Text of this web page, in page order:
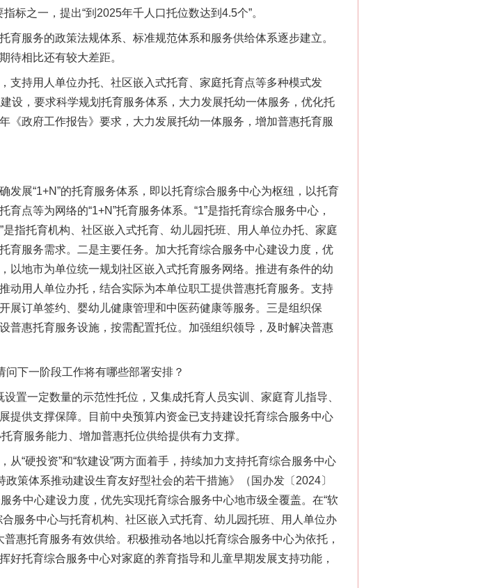
标之一，提出“到2025年千人口托位数达到4.5个”。
服务的政策法规体系、标准规范体系和服务供给体系逐步建立。
待相比还有较大差距。
持用人单位办托、社区嵌入式托育、家庭托育点等多种模式发
设，要求科学规划托育服务体系，大力发展托幼一体服务，优化托
《政府工作报告》要求，大力发展托幼一体服务，增加普惠托育服
展“1+N”的托育服务体系，即以托育综合服务中心为枢纽，以托育
点等为网络的“1+N”托育服务体系。“1”是指托育综合服务中心，
指托育机构、社区嵌入式托育、幼儿园托班、用人单位办托、家庭
育服务需求。二是主要任务。加大托育综合服务中心建设力度，优
以地市为单位统一规划社区嵌入式托育服务网络。推进有条件的幼
动用人单位办托，结合实际为本单位职工提供普惠托育服务。支持
展订单签约、婴幼儿健康管理和中医药健康等服务。三是组织保
普惠托育服务设施，按需配置托位。加强组织领导，及时解决普惠
下一阶段工作将有哪些部署安排？
一定数量的示范性托位，又集成托育人员实训、家庭育儿指导、
提供支撑保障。目前中央预算内资金已支持建设托育综合服务中心
育服务能力、增加普惠托位供给提供有力支撑。
硬投资”和“软建设”两方面着手，持续加力支持托育综合服务中心
策体系推动建设生育友好型社会的若干措施》（国办发〔2024〕
务中心建设力度，优先实现托育综合服务中心地市级全覆盖。在“软
服务中心与托育机构、社区嵌入式托育、幼儿园托班、用人单位办
惠托育服务有效供给。积极推动各地以托育综合服务中心为依托，
托育综合服务中心对家庭的养育指导和儿童早期发展支持功能，